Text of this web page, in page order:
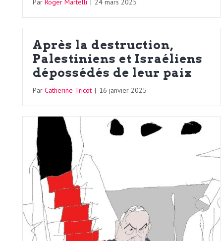
Par Roger Martelli | 24 mars 2025
Après la destruction,
Palestiniens et Israéliens
dépossédés de leur paix
Par Catherine Tricot | 16 janvier 2025